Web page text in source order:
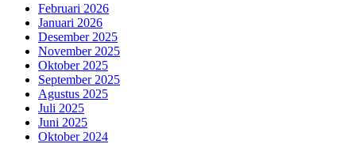
Februari 2026
Januari 2026
Desember 2025
November 2025
Oktober 2025
September 2025
Agustus 2025
Juli 2025
Juni 2025
Oktober 2024